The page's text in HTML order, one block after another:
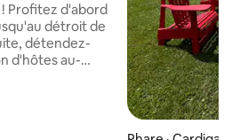
détroit de
d'hôtes au-